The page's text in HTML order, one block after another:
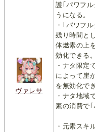
ヴァレサ
護｢パワフ
うになる。
・｢パワフ
残り時間と
体燃素の上
効化できる
・ナタ限定
によって崖
を無効化で
・ナタ地域
素の消費で｢
・元素スキ